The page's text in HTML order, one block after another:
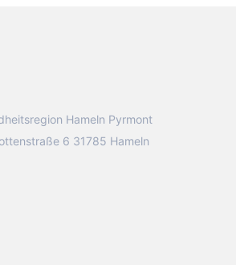
Hameln Pyrmont
6 31785 Hameln